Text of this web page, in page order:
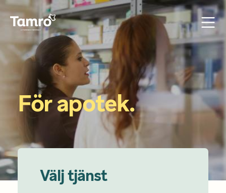
För apotek.
Välj tjänst